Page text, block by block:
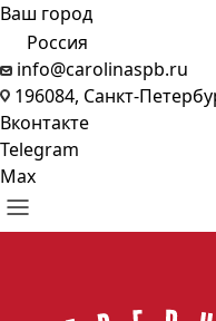
Ваш город
Россия
info@carolinaspb.ru
196084, Санкт-
Вконтакте
Telegram
Max